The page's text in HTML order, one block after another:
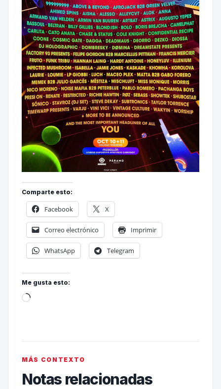
Comparte esto:
Facebook X
Correo electrónico Imprimir
WhatsApp Telegram
Me gusta esto:
MÁS CONTEXTO
Notas relacionadas